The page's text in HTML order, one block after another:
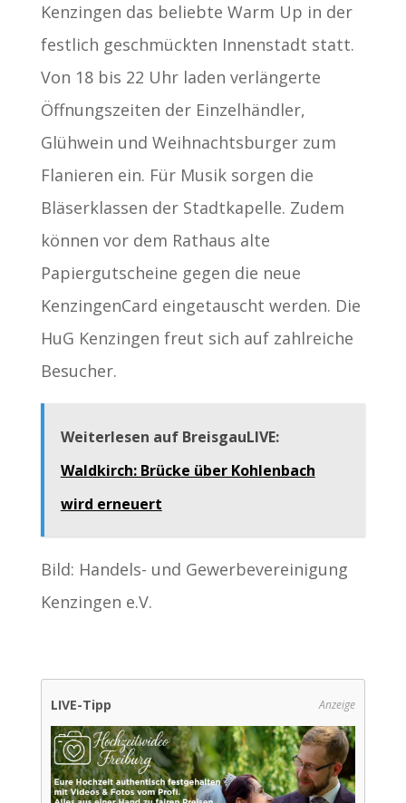
Kenzingen das beliebte Warm Up in der
festlich geschmückten Innenstadt statt.
Von 18 bis 22 Uhr laden verlängerte
Öffnungszeiten der Einzelhändler,
Glühwein und Weihnachtsburger zum
Flanieren ein. Für Musik sorgen die
Bläserklassen der Stadtkapelle. Zudem
können vor dem Rathaus alte
Papiergutscheine gegen die neue
KenzingenCard eingetauscht werden. Die
HuG Kenzingen freut sich auf zahlreiche
Besucher.
Weiterlesen auf BreisgauLIVE:
Waldkirch: Brücke über Kohlenbach
wird erneuert
Bild: Handels- und Gewerbevereinigung
Kenzingen e.V.
LIVE-Tipp Anzeige